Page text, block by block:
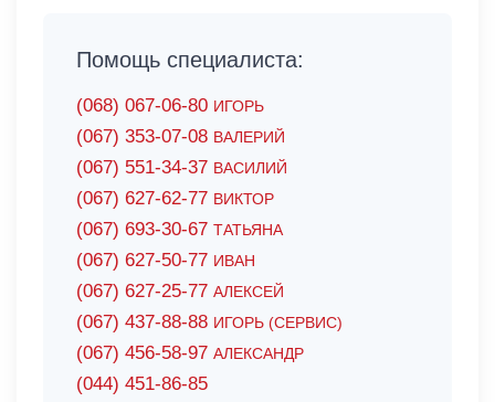
Помощь специалиста:
(068) 067-06-80 ИГОРЬ
(067) 353-07-08 ВАЛЕРИЙ
(067) 551-34-37 ВАСИЛИЙ
(067) 627-62-77 ВИКТОР
(067) 693-30-67 ТАТЬЯНА
(067) 627-50-77 ИВАН
(067) 627-25-77 АЛЕКСЕЙ
(067) 437-88-88 ИГОРЬ (СЕРВИС)
(067) 456-58-97 АЛЕКСАНДР
(044) 451-86-85